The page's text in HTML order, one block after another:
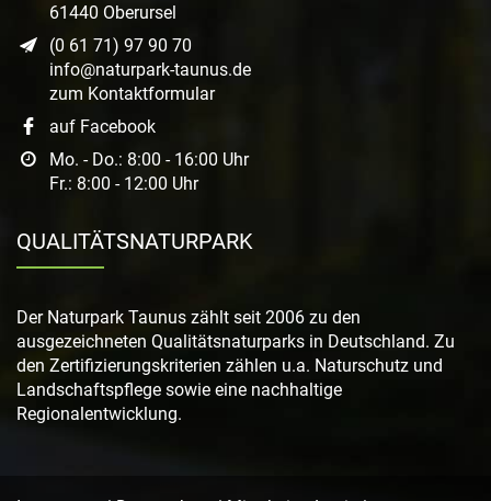
61440 Oberursel
(0 61 71) 97 90 70
info@naturpark-taunus.de
zum Kontaktformular
auf Facebook
Mo. - Do.: 8:00 - 16:00 Uhr
Fr.: 8:00 - 12:00 Uhr
QUALITÄTSNATURPARK
Der Naturpark Taunus zählt seit 2006 zu den
ausgezeichneten Qualitätsnaturparks in Deutschland. Zu
den Zertifizierungskriterien zählen u.a. Naturschutz und
Landschaftspflege sowie eine nachhaltige
Regionalentwicklung.